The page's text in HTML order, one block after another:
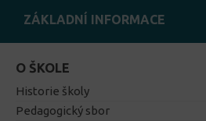
ZÁKLADNÍ INFORMACE
O ŠKOLE
Historie školy
Pedagogický sbor